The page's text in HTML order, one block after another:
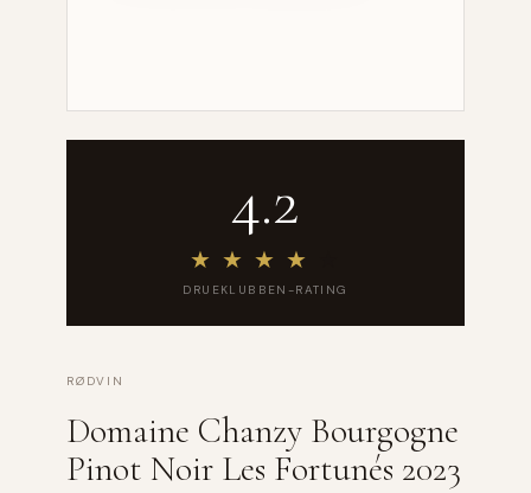
4.2
★ ★ ★ ★
DRUEKLUBBEN-RATING
RØDVIN
Domaine Chanzy Bourgogne
Pinot Noir Les Fortunés 2023